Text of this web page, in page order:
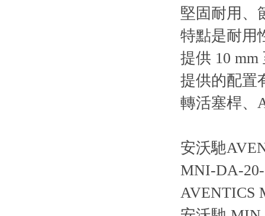
堅固耐用、
特點是耐用
提供 10 mm
提供的配置
轉活塞桿、
安沃馳
MNI-DA-20-
AVENTICS